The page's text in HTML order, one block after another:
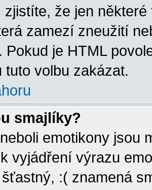
zjistíte, že jen
zamezí zneužití
Pokud je HTML
tuto volbu zakázat.
smajlíky?
emotikony jsou
vyjádření výrazu
:( znamená